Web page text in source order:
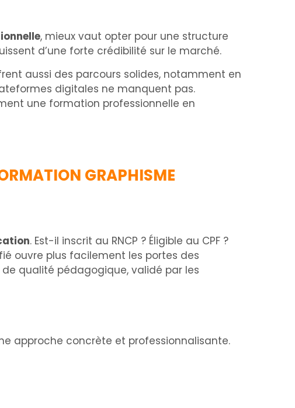
, mieux vaut opter pour une structure
d’une forte crédibilité sur le marché.
aussi des parcours solides, notamment en
digitales ne manquent pas.
une formation professionnelle en
GRAPHISME
. Est-il inscrit au RNCP ? Éligible au CPF ?
ouvre plus facilement les portes des
qualité pédagogique, validé par les
approche concrète et professionnalisante.